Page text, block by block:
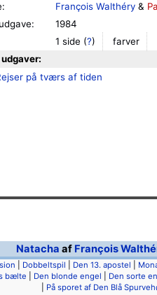
François Walthéry &
1984
1 side (?) farver
på tværs af tiden
Natacha af François
Dobbeltspil Den 13. apostel
bælte Den blonde engel Den sorte
På sporet af Den Blå